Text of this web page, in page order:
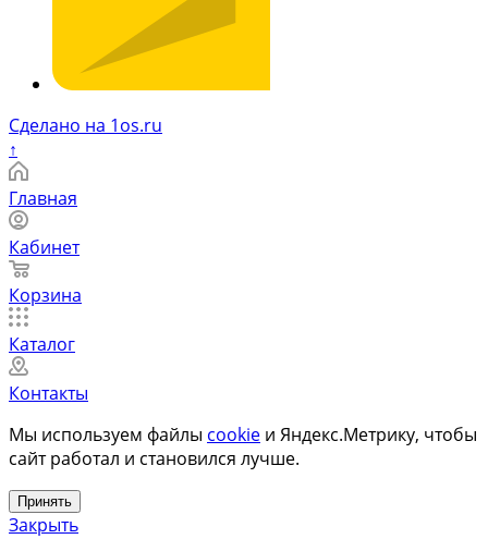
Сделано на 1os.ru
↑
Главная
Кабинет
Корзина
Каталог
Контакты
Мы используем файлы cookie и Яндекс.Метрику, чтобы
сайт работал и становился лучше.
Принять
Закрыть